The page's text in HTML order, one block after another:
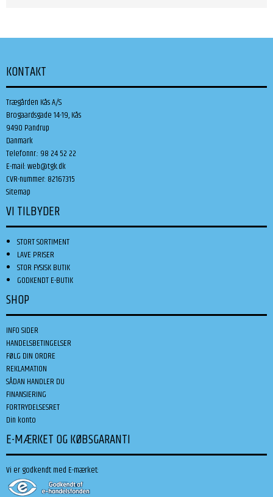
KONTAKT
Trægården Kås A/S
Brogaardsgade 14-19, Kås
9490 Pandrup
Danmark
Telefonnr.: 98 24 52 22
E-mail:web@tgk.dk
CVR-nummer: 82167315
Sitemap
VI TILBYDER
STORT SORTIMENT
LAVE PRISER
STOR FYSISK BUTIK
GODKENDT E-BUTIK
SHOP
INFO SIDER
HANDELSBETINGELSER
FØLG DIN ORDRE
REKLAMATION
SÅDAN HANDLER DU
FINANSIERING
FORTRYDELSESRET
Din konto
E-MÆRKET OG KØBSGARANTI
Vi er godkendt med E-mærket: